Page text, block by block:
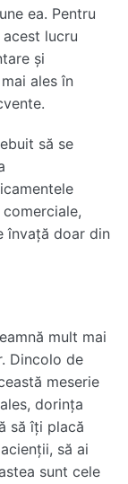
ea. Pentru
lucru
și
ales în
să se
învață doar din
mult mai
Dincolo de
meserie
dorința
să îți placă
să ai
sunt cele